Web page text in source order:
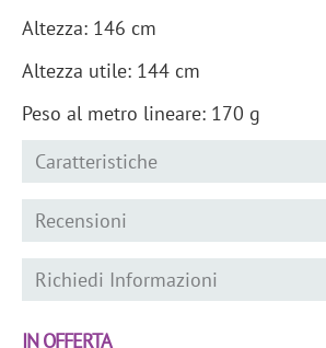
Altezza: 146 cm
Altezza utile: 144 cm
Peso al metro lineare: 170 g
Caratteristiche
Recensioni
Richiedi Informazioni
IN OFFERTA